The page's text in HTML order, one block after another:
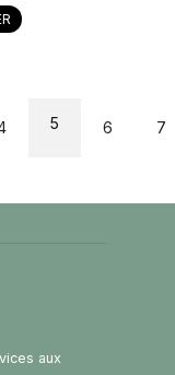
5 6 7
aux